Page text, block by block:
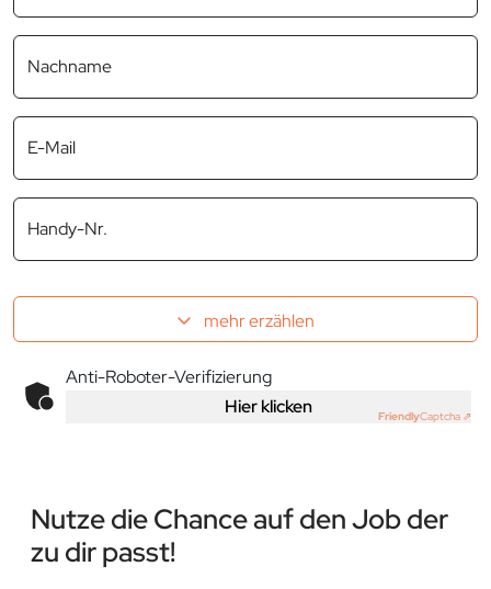
Nachname
E-Mail
Handy-Nr.
mehr erzählen
Anti-Roboter-Verifizierung
Hier klicken
FriendlyCaptcha ⇗
Nutze die Chance auf den Job der
zu dir passt!